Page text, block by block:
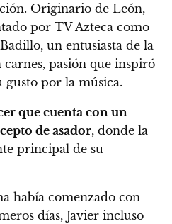
Originario de León,
por TV Azteca como
un entusiasta de la
carnes, pasión que inspiró
gusto por la música.
que cuenta con un
de asador, donde la
principal de su
había comenzado con
días, Javier incluso